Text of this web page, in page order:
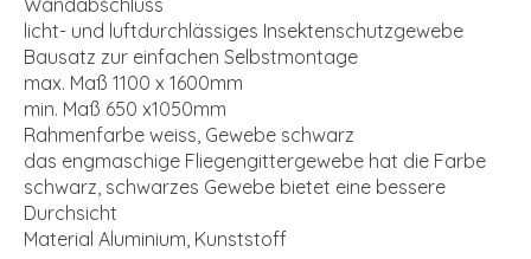
Wandabschluss
licht- und luftdurchlässiges Insektenschutzgewebe
Bausatz zur einfachen Selbstmontage
max. Maß 1100 x 1600mm
min. Maß 650 x1050mm
Rahmenfarbe weiss, Gewebe schwarz
das engmaschige Fliegengittergewebe hat die Farbe
schwarz, schwarzes Gewebe bietet eine bessere
Durchsicht
Material Aluminium, Kunststoff